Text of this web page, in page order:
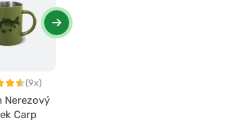
(9x)
Nerezový
Carp